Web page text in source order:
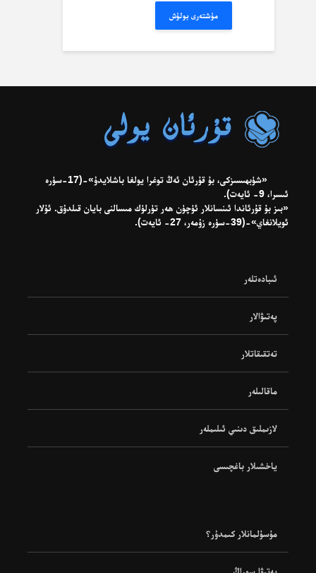
مۇشتەرى بولۇش
«شۈبھىسىزكى، بۇ قۇرئان ئەڭ توغرا يولغا باشلايدۇ»-(17-سۈرە
ئىسرا، 9- ئايەت).
«بىز بۇ قۇرئاندا ئىنسانلار ئۈچۈن ھەر تۈرلۈك مىسالنى بايان قىلدۇق. ئۇلار
ئويلانغاي»-(39-سۈرە زۇمەر، 27- ئايەت).
ئىبادەتلەر
پەتىۋالار
تەتقىقاتلار
ماقالىلەر
لازىملىق دىنىي ئىلىملەر
ياخشىلار باغچىسى
مۇسۇلمانلار كىمدۇر؟